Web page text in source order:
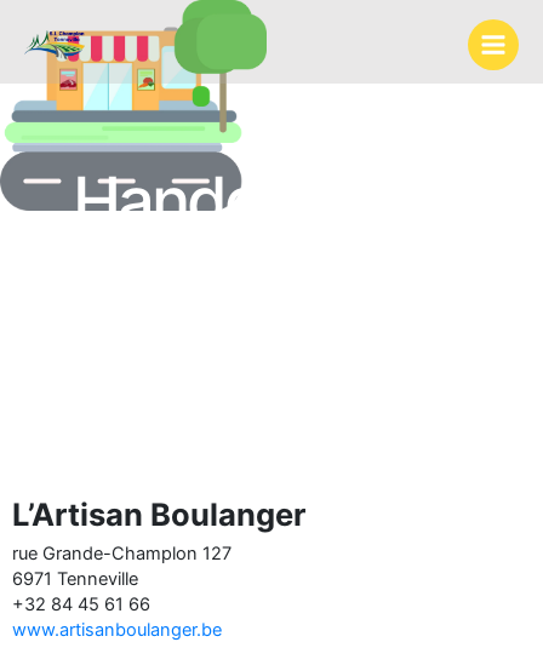
naar
inhoud
Handelszaken
L’Artisan Boulanger
rue Grande-Champlon 127
6971 Tenneville
+32 84 45 61 66
www.artisanboulanger.be